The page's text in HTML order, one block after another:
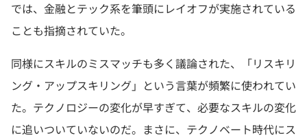
では、金融とテック系を筆頭にレイオフが実施されている
ことも指摘されていた。
同様にスキルのミスマッチも多く議論された、「リスキリ
ング・アップスキリング」という言葉が頻繁に使われてい
た。テクノロジーの変化が早すぎて、必要なスキルの変化
に追いついていないのだ。まさに、テクノベート時代にス